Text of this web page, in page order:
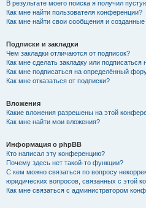
В результате моего поиска я получил
Как мне найти пользователя конференции?
Как мне найти свои сообщения и
Подписки и закладки
Чем закладки отличаются от подписок?
Как мне сделать закладку или
Как мне подписаться на определённый
Как мне отказаться от подписки?
Вложения
Какие вложения разрешены на этой
Как мне найти мои вложения?
Информация о phpBB
Кто написал эту конференцию?
Почему здесь нет такой-то функции?
С кем можно связаться по вопросу
юридических вопросов, связанных с этой
Как мне связаться с администратором